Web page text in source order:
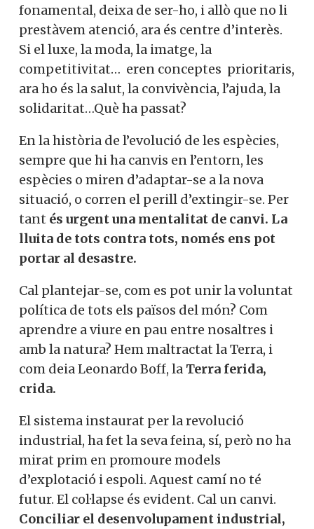
fonamental, deixa de ser-ho, i allò que no li
prestàvem atenció, ara és centre d’interès.
Si el luxe, la moda, la imatge, la
competitivitat… eren conceptes prioritaris,
ara ho és la salut, la convivència, l’ajuda, la
solidaritat…Què ha passat?
En la història de l’evolució de les espècies,
sempre que hi ha canvis en l’entorn, les
espècies o miren d’adaptar-se a la nova
situació, o corren el perill d’extingir-se. Per
tant és urgent una mentalitat de canvi. La
lluita de tots contra tots, només ens pot
portar al desastre.
Cal plantejar-se, com es pot unir la voluntat
política de tots els països del món? Com
aprendre a viure en pau entre nosaltres i
amb la natura? Hem maltractat la Terra, i
com deia Leonardo Boff, la Terra ferida,
crida.
El sistema instaurat per la revolució
industrial, ha fet la seva feina, sí, però no ha
mirat prim en promoure models
d’explotació i espoli. Aquest camí no té
futur. El col·lapse és evident. Cal un canvi.
Conciliar el desenvolupament industrial,